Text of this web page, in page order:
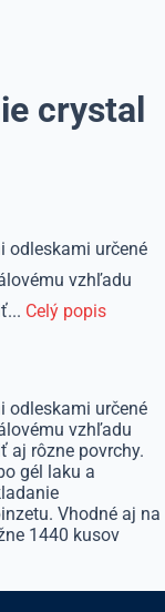
crystal
odleskami určené
vzhľadu
Celý popis
odleskami určené
vzhľadu
aj rôzne povrchy.
gél laku a
Vhodné aj na
1440 kusov